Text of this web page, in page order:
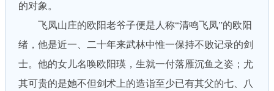
的对象。
飞凤山庄的欧阳老爷子便是人称“清鸣飞凤”的欧阳
绪，他是近一、二十年来武林中惟一保持不败记录的剑
士。他的女儿名唤欧阳瑛，生就一付落雁沉鱼之姿；尤
其可贵的是她不但剑术上的造诣至少已有其父的七、八